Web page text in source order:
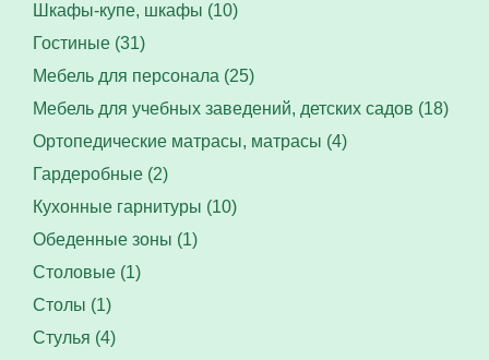
Шкафы-купе, шкафы (10)
Гостиные (31)
Мебель для персонала (25)
Мебель для учебных заведений, детских садов (18)
Ортопедические матрасы, матрасы (4)
Гардеробные (2)
Кухонные гарнитуры (10)
Обеденные зоны (1)
Столовые (1)
Столы (1)
Стулья (4)